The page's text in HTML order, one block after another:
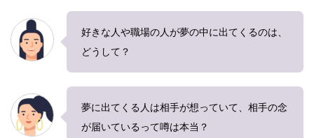
好きな人や職場の人が夢の中に出てくるのは、
どうして？
夢に出てくる人は相手が想っていて、相手の念
が届いているって噂は本当？